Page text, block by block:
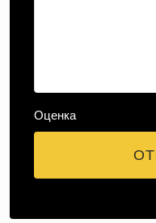
Оценка